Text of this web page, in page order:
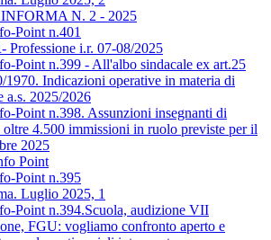
N. 2 - 2025
Point n.401
Professione i.r. 07-08/2025
Point n.399 - All'albo sindacale ex art.25
1970. Indicazioni operative in materia di
a.s. 2025/2026
Point n.398. Assunzioni insegnanti di
4.500 immissioni in ruolo previste per il
2025
Point
Point n.395
Luglio 2025, 1
Point n.394.Scuola, audizione VII
FGU: vogliamo confronto aperto e